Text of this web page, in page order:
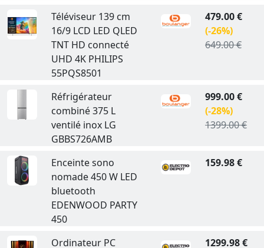
Téléviseur 139 cm
16/9 LCD LED QLED
TNT HD connecté
UHD 4K PHILIPS
55PQS8501
479.00 €
(-26%)
649.00 €
Réfrigérateur
combiné 375 L
ventilé inox LG
GBBS726AMB
999.00 €
(-28%)
1399.00 €
Enceinte sono
nomade 450 W LED
bluetooth
EDENWOOD PARTY
450
159.98 €
Ordinateur PC
1299.98 €